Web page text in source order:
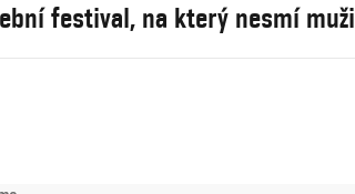
festival, na který nesmí muži